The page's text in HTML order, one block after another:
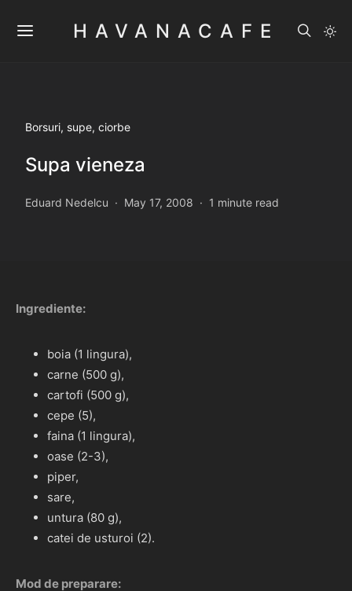
HAVANACAFE
Borsuri, supe, ciorbe
Supa vieneza
Eduard Nedelcu May 17, 2008 1 minute read
Ingrediente:
boia (1 lingura),
carne (500 g),
cartofi (500 g),
cepe (5),
faina (1 lingura),
oase (2-3),
piper,
sare,
untura (80 g),
catei de usturoi (2).
Mod de preparare: